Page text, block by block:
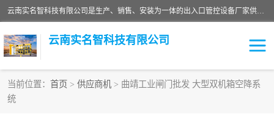
云南实名智科技有限公司是生产、销售、安装为一体的出入口管控设备厂家供应商。主营:电动伸缩门、道闸、广告道闸、重型空降闸、车牌识别、门禁通道、升降柱、岗亭、旗杆等智能设备。主营产品: 电动伸缩门,道闸门禁,车牌识别 生产、销售、安装为一体的出入口管控设备厂家源头供应商。
云南实名智科技有限公司
当前位置： 首页 > 供应商机 > 曲靖工业闸门批发 大型双机箱空降系
统